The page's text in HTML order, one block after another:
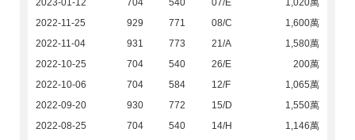
2023-01-12
704 540 07/E
1,020萬
2022-11-25
929 771 08/C
1,600萬
2022-11-04
931 773 21/A
1,580萬
2022-10-25
704 540 26/E
200萬
2022-10-06
704 584 12/F
1,065萬
2022-09-20
930 772 15/D
1,550萬
2022-08-25
704 540 14/H
1,146萬